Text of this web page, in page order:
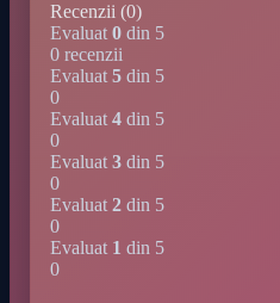
Recenzii (0)
Evaluat 0 din 5
0 recenzii
Evaluat 5 din 5
0
Evaluat 4 din 5
0
Evaluat 3 din 5
0
Evaluat 2 din 5
0
Evaluat 1 din 5
0